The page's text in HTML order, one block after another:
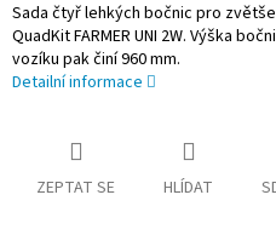
Sada čtyř lehkých bočnic pro
QuadKit FARMER UNI 2W. Výška
vozíku pak činí 960 mm.
Detailní informace
ZEPTAT SE HLÍDAT